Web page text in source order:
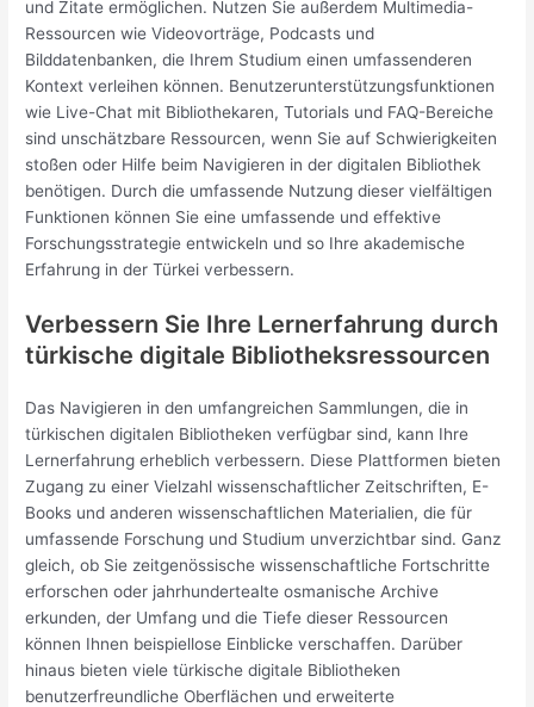
und Zitate ermöglichen. Nutzen Sie außerdem Multimedia-
Ressourcen wie Videovorträge, Podcasts und
Bilddatenbanken, die Ihrem Studium einen umfassenderen
Kontext verleihen können. Benutzerunterstützungsfunktionen
wie Live-Chat mit Bibliothekaren, Tutorials und FAQ-Bereiche
sind unschätzbare Ressourcen, wenn Sie auf Schwierigkeiten
stoßen oder Hilfe beim Navigieren in der digitalen Bibliothek
benötigen. Durch die umfassende Nutzung dieser vielfältigen
Funktionen können Sie eine umfassende und effektive
Forschungsstrategie entwickeln und so Ihre akademische
Erfahrung in der Türkei verbessern.
Verbessern Sie Ihre Lernerfahrung durch
türkische digitale Bibliotheksressourcen
Das Navigieren in den umfangreichen Sammlungen, die in
türkischen digitalen Bibliotheken verfügbar sind, kann Ihre
Lernerfahrung erheblich verbessern. Diese Plattformen bieten
Zugang zu einer Vielzahl wissenschaftlicher Zeitschriften, E-
Books und anderen wissenschaftlichen Materialien, die für
umfassende Forschung und Studium unverzichtbar sind. Ganz
gleich, ob Sie zeitgenössische wissenschaftliche Fortschritte
erforschen oder jahrhundertealte osmanische Archive
erkunden, der Umfang und die Tiefe dieser Ressourcen
können Ihnen beispiellose Einblicke verschaffen. Darüber
hinaus bieten viele türkische digitale Bibliotheken
benutzerfreundliche Oberflächen und erweiterte